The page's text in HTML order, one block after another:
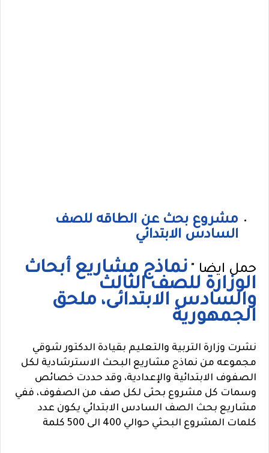
مشروع بحث عن الطاقه للصف
السادس الابتدائي
حمل ايضا " نماذج مشاريع أبحاث
الوزارة للصف الثالث
والسادس الابتدائى، ملحق
الجمهورية
نشرت وزارة التربية والتعليم بقيادة الدكتور شوقي
مجموعه من نماذج مشاريع البحث الاسترشادية لكل
الصفوف الابتدائية والإعدادية، وقد حددت خصائص
وسمات كل مشروع بحثى لكل صف من الصفوف، ففي
مشاريع بحث الصف السادس الابتدائي يكون عدد
كلمات المشروع البحثي حوالي 400 الى 500 كلمة